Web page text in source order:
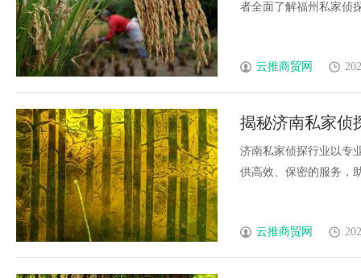
者全面了解福州私家侦
云推商贸网
揭秘济南私家侦
济南私家侦探行业以专
供高效、保密的服务，
云推商贸网